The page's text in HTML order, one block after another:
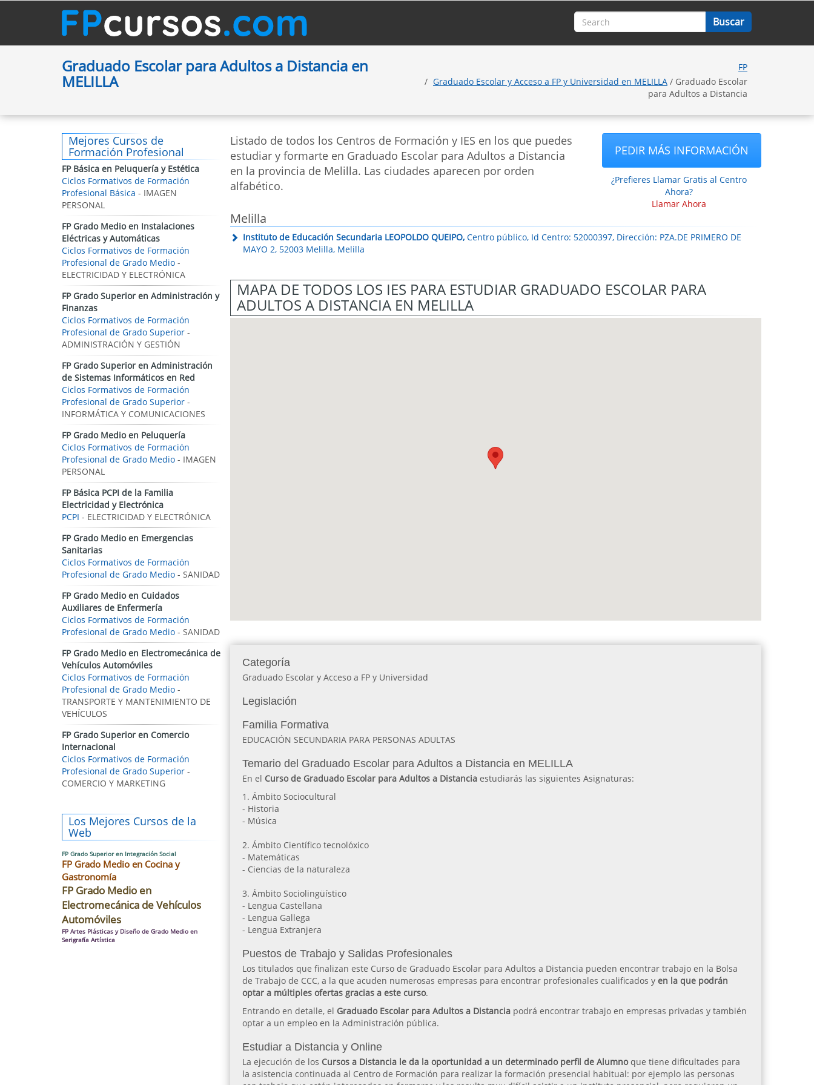
Graduado Escolar para Adultos a Distancia en
MELILLA
FP
Graduado Escolar y Acceso a FP y Universidad en MELILLA / Graduado Escolar
para Adultos a Distancia
Listado de todos los Centros de Formación y IES en los que puedes
estudiar y formarte en Graduado Escolar para Adultos a Distancia
en la provincia de Melilla. Las ciudades aparecen por orden
alfabético.
PEDIR MÁS INFORMACIÓN
¿Prefieres Llamar Gratis al Centro
Ahora?
Llamar Ahora
Melilla
Instituto de Educación Secundaria LEOPOLDO QUEIPO, Centro público, Id Centro: 52000397, Dirección: PZA.DE PRIMERO DE
MAYO 2, 52003 Melilla, Melilla
MAPA DE TODOS LOS IES PARA ESTUDIAR GRADUADO ESCOLAR PARA
ADULTOS A DISTANCIA EN MELILLA
Categoría
Graduado Escolar y Acceso a FP y Universidad
Legislación
Familia Formativa
EDUCACIÓN SECUNDARIA PARA PERSONAS ADULTAS
Temario del Graduado Escolar para Adultos a Distancia en MELILLA
En el Curso de Graduado Escolar para Adultos a Distancia estudiarás las siguientes Asignaturas:
1. Ámbito Sociocultural
- Historia
- Música
2. Ámbito Científico tecnolóxico
- Matemáticas
- Ciencias de la naturaleza
3. Ámbito Sociolingüístico
- Lengua Castellana
- Lengua Gallega
- Lengua Extranjera
Puestos de Trabajo y Salidas Profesionales
Los titulados que finalizan este Curso de Graduado Escolar para Adultos a Distancia pueden encontrar trabajo en la Bolsa
de Trabajo de CCC, a la que acuden numerosas empresas para encontrar profesionales cualificados y en la que podrán
optar a múltiples ofertas gracias a este curso.
Entrando en detalle, el Graduado Escolar para Adultos a Distanciapodrá encontrar trabajo en empresas privadas y también
optar a un empleo en la Administración pública.
Estudiar a Distancia y Online
La ejecución de los Cursos a Distancia le da la oportunidad a un determinado perfil de Alumnoque tiene dificultades para
la asistencia continuada al Centro de Formación para realizar la formación presencial habitual: por ejemplo las personas
Mejores Cursos de
Formación Profesional
FP Básica en Peluquería y Estética
Ciclos Formativos de Formación
Profesional Básica - IMAGEN
PERSONAL
FP Grado Medio en Instalaciones
Eléctricas y Automáticas
Ciclos Formativos de Formación
Profesional de Grado Medio -
ELECTRICIDAD Y ELECTRÓNICA
FP Grado Superior en Administración y
Finanzas
Ciclos Formativos de Formación
Profesional de Grado Superior -
ADMINISTRACIÓN Y GESTIÓN
FP Grado Superior en Administración
de Sistemas Informáticos en Red
Ciclos Formativos de Formación
Profesional de Grado Superior -
INFORMÁTICA Y COMUNICACIONES
FP Grado Medio en Peluquería
Ciclos Formativos de Formación
Profesional de Grado Medio - IMAGEN
PERSONAL
FP Básica PCPI de la Familia
Electricidad y Electrónica
PCPI - ELECTRICIDAD Y ELECTRÓNICA
FP Grado Medio en Emergencias
Sanitarias
Ciclos Formativos de Formación
Profesional de Grado Medio - SANIDAD
FP Grado Medio en Cuidados
Auxiliares de Enfermería
Ciclos Formativos de Formación
Profesional de Grado Medio - SANIDAD
FP Grado Medio en Electromecánica de
Vehículos Automóviles
Ciclos Formativos de Formación
Profesional de Grado Medio -
TRANSPORTE Y MANTENIMIENTO DE
VEHÍCULOS
FP Grado Superior en Comercio
Internacional
Ciclos Formativos de Formación
Profesional de Grado Superior -
COMERCIO Y MARKETING
Los Mejores Cursos de la
Web
FP Grado Superior en Integración Social
FP Grado Medio en Cocina y
Gastronomía
FP Grado Medio en
Electromecánica de Vehículos
Automóviles
FP Artes Plásticas y Diseño de Grado Medio en
Serigrafía Artística